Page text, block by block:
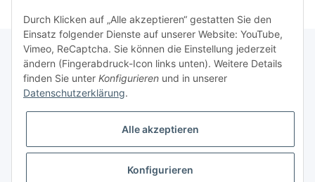
Informationen
Galerie
Durch Klicken auf „Alle akzeptieren“ gestatten Sie den
Einsatz folgender Dienste auf unserer Website: YouTube,
Vimeo, ReCaptcha. Sie können die Einstellung jederzeit
ändern (Fingerabdruck-Icon links unten). Weitere Details
finden Sie unter Konfigurieren und in unserer
Datenschutzerklärung.
Alle akzeptieren
Konfigurieren